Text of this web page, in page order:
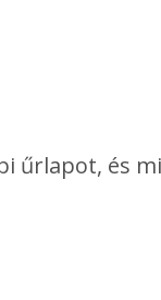
űrlapot, és